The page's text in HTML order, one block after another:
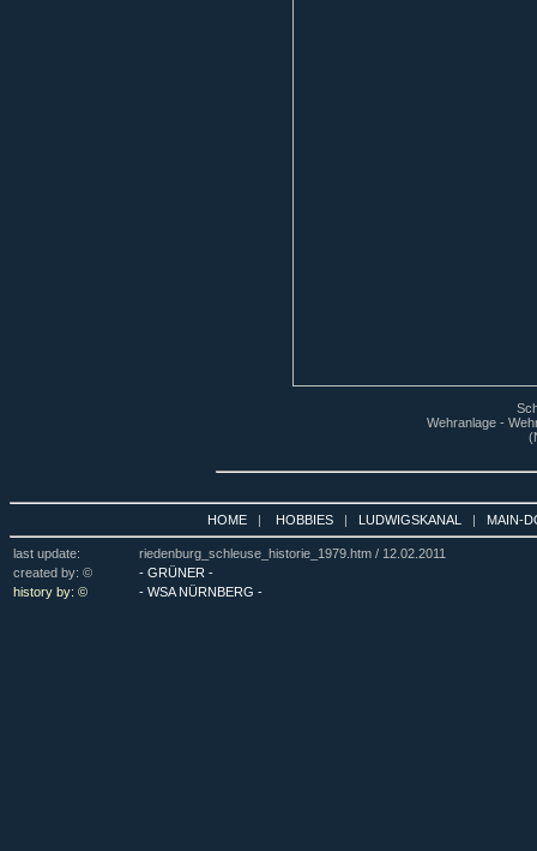
Wehranlage -
HOME | HOBBIES | LUDWIGSKANAL | MAIN-
last update: riedenburg_schleuse_historie_1979.htm / 12.02.2011
created by: ©
- GRÜNER -
history by: ©
- WSA NÜRNBERG -